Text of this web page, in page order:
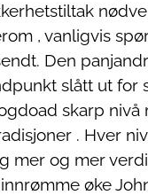
, vanligvis
Den
slått ut for
skarp nivå
. Hver
mer og mer
øke